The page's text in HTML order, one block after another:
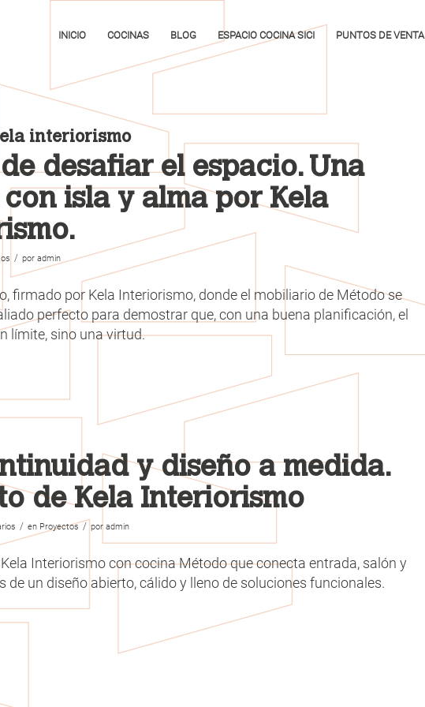
INICIO COCINAS BLOG ESPACIO COCINA SICI PUNTOS DE VENTA
interiorismo
desafiar el espacio. Una
isla y alma por Kela
/ por admin
firmado por Kela Interiorismo, donde el mobiliario de Método se
perfecto para demostrar que, con una buena planificación, el
límite, sino una virtud.
y diseño a medida.
de Kela Interiorismo
/ en Proyectos / por admin
Interiorismo con cocina Método que conecta entrada, salón y
de un diseño abierto, cálido y lleno de soluciones funcionales.